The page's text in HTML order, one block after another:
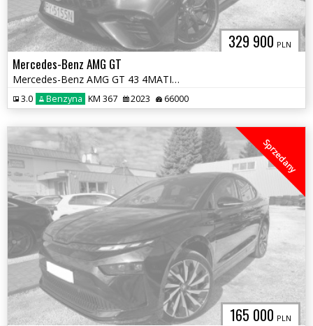
329 900 PLN
Mercedes-Benz AMG GT
Mercedes-Benz AMG GT 43 4MATIC+ 4-Door pakiet 63 AMG
3.0 Benzyna KM 367 2023 66000
165 000 PLN
Sprzedany